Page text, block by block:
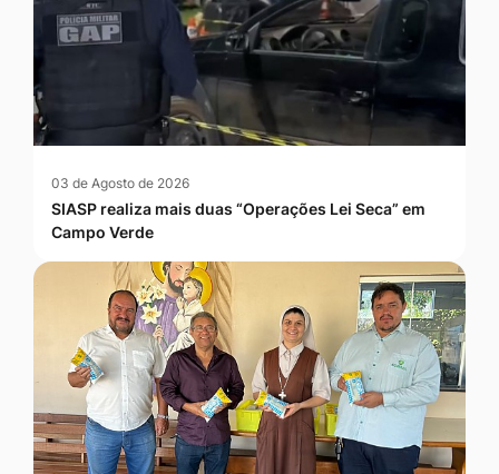
03 de Agosto de 2026
SIASP realiza mais duas “Operações Lei Seca” em
Campo Verde